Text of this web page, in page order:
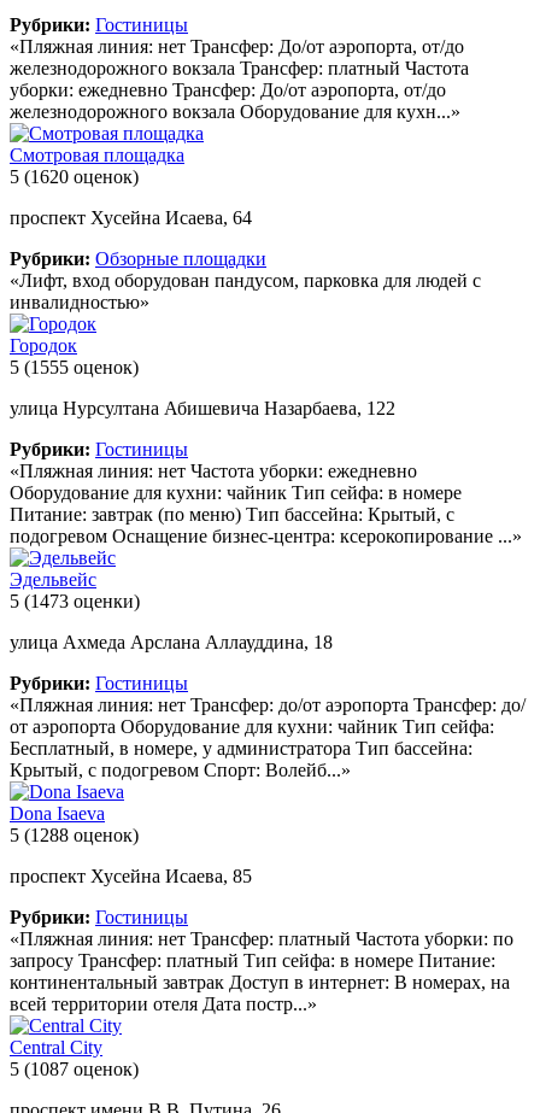
Рубрики: Гостиницы
«Пляжная линия: нет Трансфер: До/от аэропорта, от/до
железнодорожного вокзала Трансфер: платный Частота
уборки: ежедневно Трансфер: До/от аэропорта, от/до
железнодорожного вокзала Оборудование для кухн...»
Смотровая площадка
5 (1620 оценок)
проспект Хусейна Исаева, 64
Рубрики: Обзорные площадки
«Лифт, вход оборудован пандусом, парковка для людей с
инвалидностью»
Городок
5 (1555 оценок)
улица Нурсултана Абишевича Назарбаева, 122
Рубрики: Гостиницы
«Пляжная линия: нет Частота уборки: ежедневно
Оборудование для кухни: чайник Тип сейфа: в номере
Питание: завтрак (по меню) Тип бассейна: Крытый, с
подогревом Оснащение бизнес-центра: ксерокопирование ...»
Эдельвейс
5 (1473 оценки)
улица Ахмеда Арслана Аллауддина, 18
Рубрики: Гостиницы
«Пляжная линия: нет Трансфер: до/от аэропорта Трансфер: до/
от аэропорта Оборудование для кухни: чайник Тип сейфа:
Бесплатный, в номере, у администратора Тип бассейна:
Крытый, с подогревом Спорт: Волейб...»
Dona Isaeva
5 (1288 оценок)
проспект Хусейна Исаева, 85
Рубрики: Гостиницы
«Пляжная линия: нет Трансфер: платный Частота уборки: по
запросу Трансфер: платный Тип сейфа: в номере Питание:
континентальный завтрак Доступ в интернет: В номерах, на
всей территории отеля Дата постр...»
Central City
5 (1087 оценок)